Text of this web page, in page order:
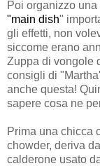
Poi organizzo
"main dish"
gli effetti, non
siccome erano
Zuppa di vongole
consigli di
anche questa!
sapere cosa ne
Prima una chicca
chowder, deriva
calderone usato